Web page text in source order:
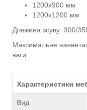
1200х900 мм
1200х1200 мм
Довжина зсуву: 300/
Максимальне
ваги.
Характеристики
Вид